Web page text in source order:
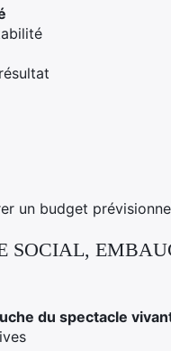
un budget
SOCIAL,
du spectacle